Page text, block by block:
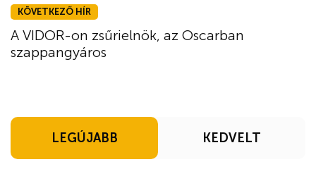
KÖVETKEZŐ HÍR
A VIDOR-on zsűrielnök, az Oscarban
szappangyáros
LEGÚJABB KEDVELT